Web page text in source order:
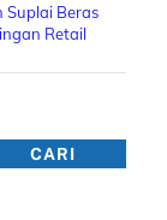
Suplai Beras
Retail
CARI